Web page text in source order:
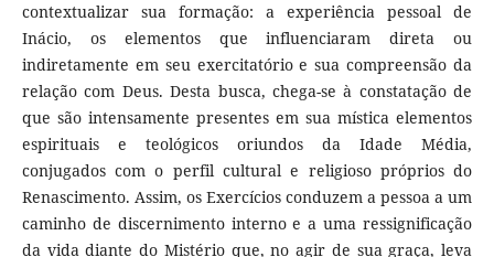
contextualizar sua formação: a experiência pessoal de
Inácio, os elementos que influenciaram direta ou
indiretamente em seu exercitatório e sua compreensão da
relação com Deus. Desta busca, chega-se à constatação de
que são intensamente presentes em sua mística elementos
espirituais e teológicos oriundos da Idade Média,
conjugados com o perfil cultural e religioso próprios do
Renascimento. Assim, os Exercícios conduzem a pessoa a um
caminho de discernimento interno e a uma ressignificação
da vida diante do Mistério que, no agir de sua graça, leva